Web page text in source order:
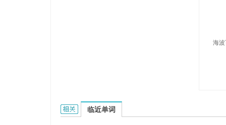
海
hyperco的相关资料：
临近单词